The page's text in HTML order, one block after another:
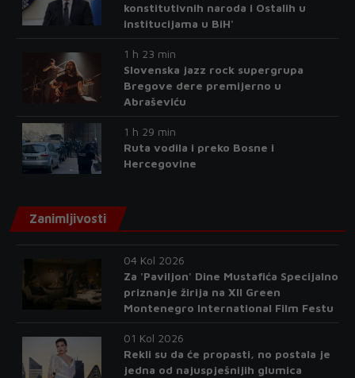
konstitutivnih naroda i Ostalih u
institucijama u BiH'
1 h 23 min
Slovenska jazz rock supergrupa
Bregove dere premijerno u
Abraševiću
1 h 29 min
Ruta vodila i preko Bosne i
Hercegovine
Zanimljivosti
04 Kol 2026
Za 'Paviljon' Dine Mustafića Specijalno
priznanje žirija na XII Green
Montenegro International Film Festu
01 Kol 2026
Rekli su da će propasti, no postala je
jedna od najuspješnijih glumica